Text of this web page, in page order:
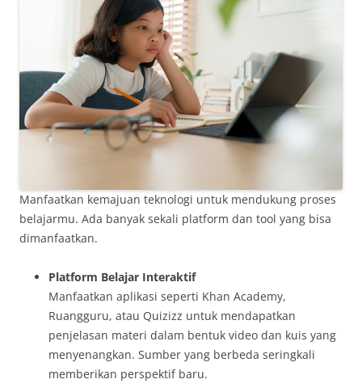
Manfaatkan kemajuan teknologi untuk mendukung proses
belajarmu. Ada banyak sekali platform dan tool yang bisa
dimanfaatkan.
Platform Belajar Interaktif
Manfaatkan aplikasi seperti Khan Academy,
Ruangguru, atau Quizizz untuk mendapatkan
penjelasan materi dalam bentuk video dan kuis yang
menyenangkan. Sumber yang berbeda seringkali
memberikan perspektif baru.